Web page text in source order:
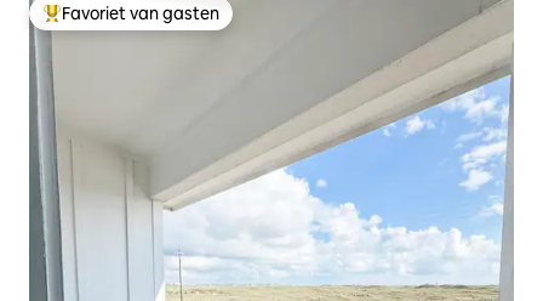
Topfavoriet van gasten
Favoriet van gasten